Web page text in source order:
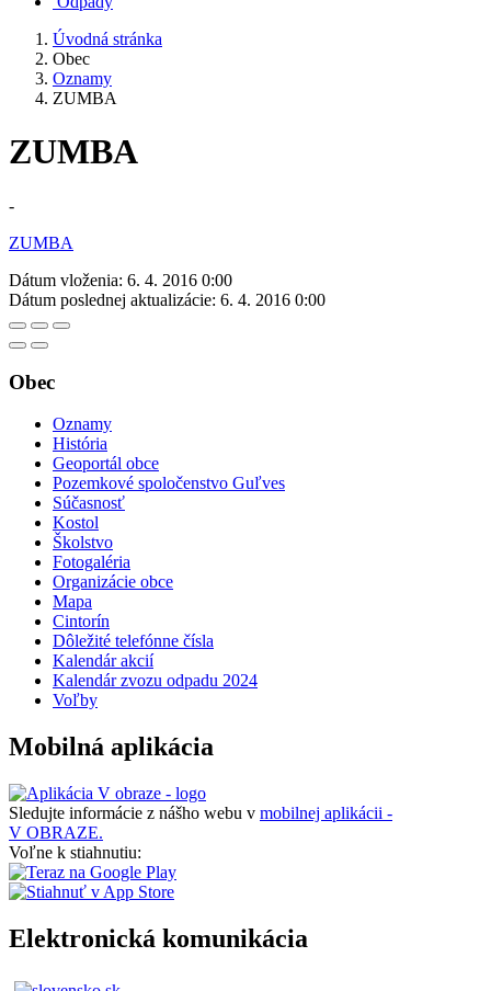
Úvodná stránka
Obec
Oznamy
ZUMBA
ZUMBA
-
ZUMBA
Dátum vloženia: 6. 4. 2016 0:00
Dátum poslednej aktualizácie: 6. 4. 2016 0:00
Obec
Oznamy
História
Geoportál obce
Pozemkové spoločenstvo Guľves
Súčasnosť
Kostol
Školstvo
Fotogaléria
Organizácie obce
Mapa
Cintorín
Dôležité telefónne čísla
Kalendár akcií
Kalendár zvozu odpadu 2024
Voľby
Mobilná aplikácia
Sledujte informácie z nášho webu v mobilnej aplikácii -
V OBRAZE.
Voľne k stiahnutiu:
Elektronická komunikácia